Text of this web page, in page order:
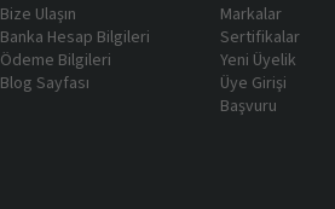
Bize Ulaşın
Banka Hesap Bilgileri
Ödeme Bilgileri
Blog Sayfası
Markalar
Sertifikalar
Yeni Üyelik
Üye Girişi
Başvuru